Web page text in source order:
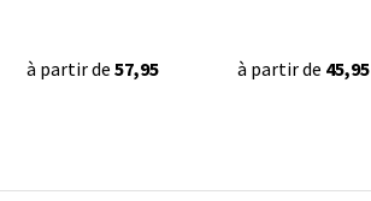
à partir de 57,95 à partir de 45,95